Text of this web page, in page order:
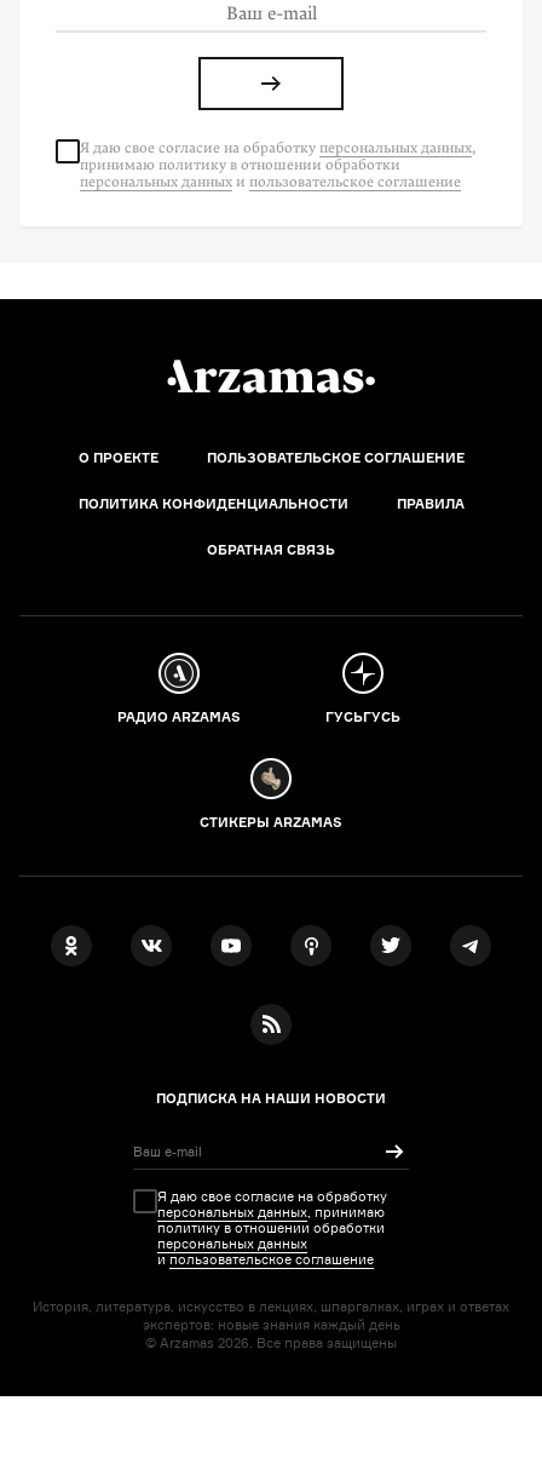
Я даю свое согласие на обработку персональных данных,
принимаю политику в отношении обработки
персональных данных и пользовательское соглашение
О ПРОЕКТЕ ПОЛЬЗОВАТЕЛЬСКОЕ СОГЛАШЕНИЕ
ПОЛИТИКА КОНФИДЕНЦИАЛЬНОСТИ ПРАВИЛА
ОБРАТНАЯ СВЯЗЬ
РАДИО ARZAMAS ГУСЬГУСЬ
СТИКЕРЫ ARZAMAS
ПОДПИСКА НА НАШИ НОВОСТИ
Я даю свое согласие на обработку
персональных данных, принимаю
политику в отношении обработки
персональных данных
и пользовательское соглашение
История, литература, искусство в лекциях, шпаргалках, играх и ответах
экспертов: новые знания каждый день
© Arzamas 2026. Все права защищены